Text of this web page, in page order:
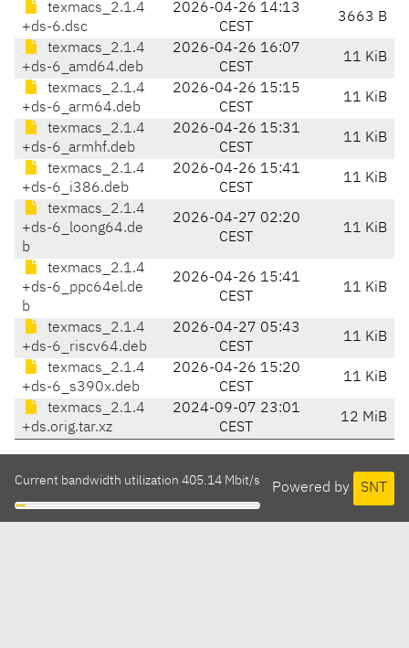
texmacs_2.1.4
+ds-6.dsc
2026-04-26 14:13
CEST
3663 B
texmacs_2.1.4
+ds-6_amd64.deb
2026-04-26 16:07
CEST
11 KiB
texmacs_2.1.4
+ds-6_arm64.deb
2026-04-26 15:15
CEST
11 KiB
texmacs_2.1.4
+ds-6_armhf.deb
2026-04-26 15:31
CEST
11 KiB
texmacs_2.1.4
+ds-6_i386.deb
2026-04-26 15:41
CEST
11 KiB
texmacs_2.1.4
+ds-6_loong64.de
b
2026-04-27 02:20
CEST
11 KiB
texmacs_2.1.4
+ds-6_ppc64el.de
b
2026-04-26 15:41
CEST
11 KiB
texmacs_2.1.4
+ds-6_riscv64.deb
2026-04-27 05:43
CEST
11 KiB
texmacs_2.1.4
+ds-6_s390x.deb
2026-04-26 15:20
CEST
11 KiB
texmacs_2.1.4
+ds.orig.tar.xz
2024-09-07 23:01
CEST
12 MiB
Powered by SNT
Current bandwidth utilization 405.14 Mbit/s